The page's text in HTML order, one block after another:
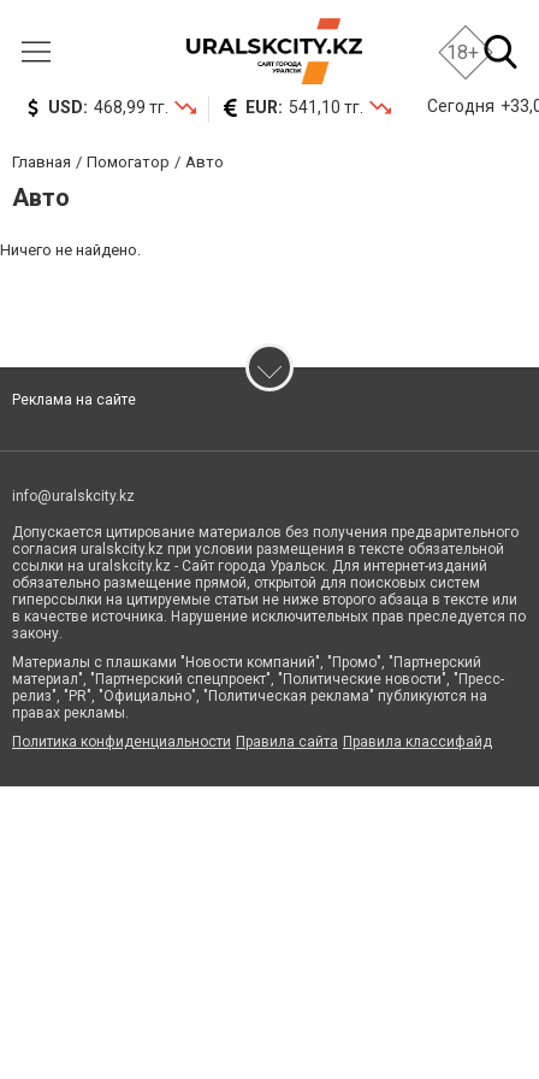
18+
USD: 468,99 тг. EUR: 541,10 тг. Сегодня
Главная Помогатор Авто
Авто
Ничего не найдено.
Реклама на сайте
info@uralskcity.kz
Допускается цитирование материалов без получения предварительного
согласия uralskcity.kz при условии размещения в тексте обязательной
ссылки на uralskcity.kz - Сайт города Уральск. Для интернет-изданий
обязательно размещение прямой, открытой для поисковых систем
гиперссылки на цитируемые статьи не ниже второго абзаца в тексте или
в качестве источника. Нарушение исключительных прав преследуется по
закону.
Материалы с плашками "Новости компаний", "Промо", "Партнерский
материал", "Партнерский спецпроект", "Политические новости", "Пресс-
релиз", "PR", "Официально", "Политическая реклама" публикуются на
правах рекламы.
Политика конфиденциальности Правила сайта Правила классифайд